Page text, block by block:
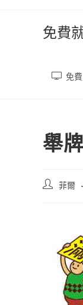
免費
免
舉
文
菲爾